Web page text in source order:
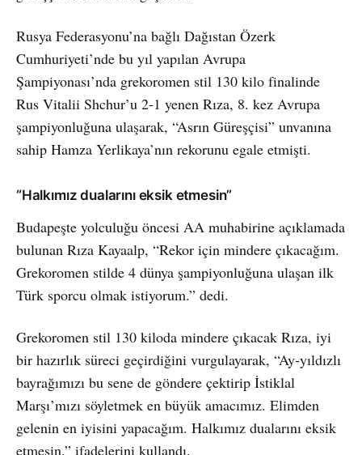
Rusya Federasyonu’na bağlı Dağıstan Özerk
Cumhuriyeti’nde bu yıl yapılan Avrupa
Şampiyonası’nda grekoromen stil 130 kilo finalinde
Rus Vitalii Shchur’u 2-1 yenen Rıza, 8. kez Avrupa
şampiyonluğuna ulaşarak, “Asrın Güreşçisi” unvanına
sahip Hamza Yerlikaya’nın rekorunu egale etmişti.
“Halkımız dualarını eksik etmesin”
Budapeşte yolculuğu öncesi AA muhabirine açıklamada
bulunan Rıza Kayaalp, “Rekor için mindere çıkacağım.
Grekoromen stilde 4 dünya şampiyonluğuna ulaşan ilk
Türk sporcu olmak istiyorum.” dedi.
Grekoromen stil 130 kiloda mindere çıkacak Rıza, iyi
bir hazırlık süreci geçirdiğini vurgulayarak, “Ay-yıldızlı
bayrağımızı bu sene de göndere çektirip İstiklal
Marşı’mızı söyletmek en büyük amacımız. Elimden
gelenin en iyisini yapacağım. Halkımız dualarını eksik
etmesin.” ifadelerini kullandı.